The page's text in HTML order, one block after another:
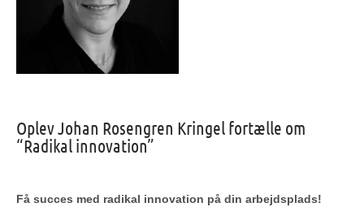
Oplev Johan Rosengren Kringel fortælle om
“Radikal innovation”
Få succes med radikal innovation på din arbejdsplads!